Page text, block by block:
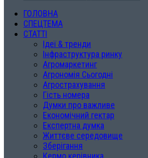
ГОЛОВНА
СПЕЦТЕМА
СТАТТІ
Ідеї & тренди
Інфраструктура ринку
Агромаркетинг
Агрономія Сьогодні
Агрострахування
Гість номера
Думки про важливе
Економічний гектар
Експертна думка
Життєве середовище
Зберігання
Кермо керівника